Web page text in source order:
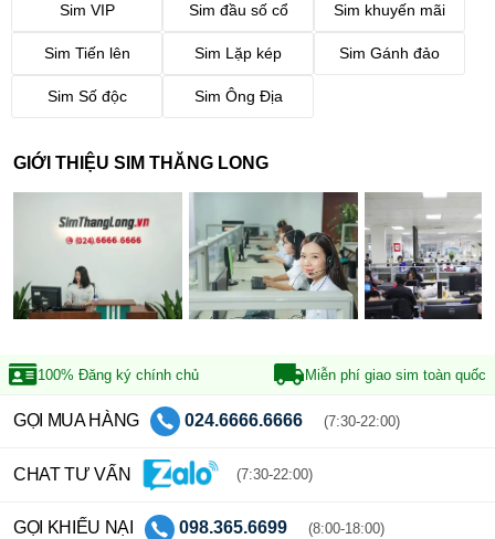
Sim VIP Sim đầu số cổ Sim khuyến mãi
Sim Tiến lên Sim Lặp kép Sim Gánh đảo
Sim Số độc Sim Ông Địa
GIỚI THIỆU SIM THĂNG LONG
100% Đăng ký chính chủ Miễn phí giao sim toàn quốc
GỌI MUA HÀNG 024.6666.6666 (7:30-22:00)
CHAT TƯ VẤN (7:30-22:00)
GỌI KHIẾU NẠI 098.365.6699 (8:00-18:00)